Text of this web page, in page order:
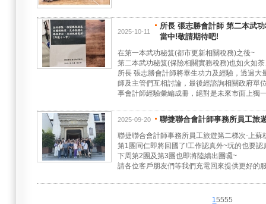
2025-10-11
所長 張志勝會計師 第二本武
當中!敬請期待吧!
在第一本武功秘笈(都市更新相關稅務)之後~
第二本武功秘笈(保險相關實務稅務)也如火如
所長 張志勝會計師將畢生功力及經驗，透過
師及主管們互相討論，最後經諮詢相關政府單
事會計師經驗彙編成冊，絕對是未來市面上獨
2025-09-20 聯捷聯合會計師事務所員工旅
聯捷聯合會計師事務所員工旅遊第二梯次-上蘇
第1團同仁即將回國了!工作認真外~玩的也要認
下周第2團及第3團也即將陸續出團囉~
請各位客戶朋友們等我們充電回來提供更好的
15555